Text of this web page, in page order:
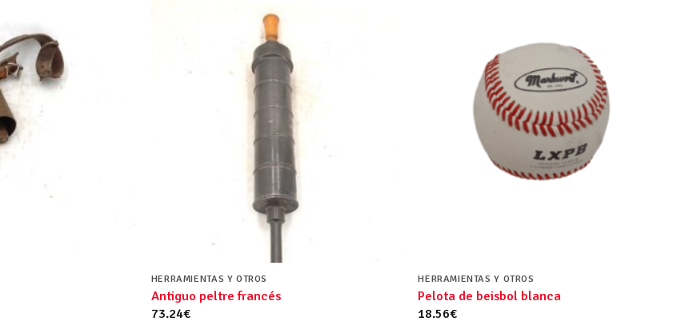
HERRAMIENTAS Y OTROS
Antiguo peltre francés
73.24€
HERRAMIENTAS Y OTROS
Pelota de beisbol blanca
18.56€